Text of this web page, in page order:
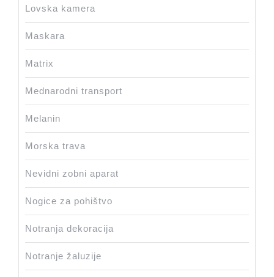
Lovska kamera
Maskara
Matrix
Mednarodni transport
Melanin
Morska trava
Nevidni zobni aparat
Nogice za pohištvo
Notranja dekoracija
Notranje žaluzije